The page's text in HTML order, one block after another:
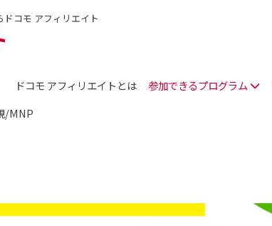
コモ アフィリエイト
ドコモ アフィリエイトとは 参加できるプログラム
/MNP